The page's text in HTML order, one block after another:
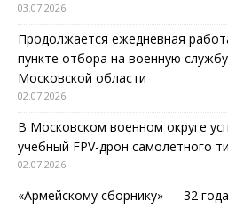
03.07.2026
Продолжается ежедневная
пункте отбора на военную
Московской области
02.07.2026
В Московском военном округе
учебный FPV-дрон самолетного
02.07.2026
«Армейскому сборнику» — 32